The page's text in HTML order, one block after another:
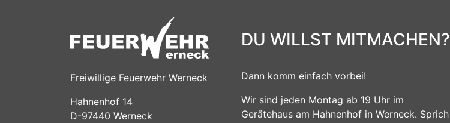
Freiwillige Feuerwehr Werneck
Hahnenhof 14
D-97440 Werneck
DU WILLST MITMACHEN?
Dann komm einfach vorbei!
Wir sind jeden Montag ab 19 Uhr im
Gerätehaus am Hahnenhof in Werneck. Sprich